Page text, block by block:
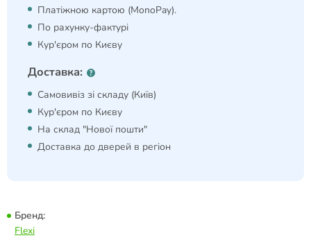
Платіжною картою (MonoPay).
По рахунку-фактурі
Кур'єром по Києву
Доставка:
Самовивіз зі складу (Київ)
Кур'єром по Києву
На склад "Нової пошти"
Доставка до дверей в регіон
Бренд:
Flexi